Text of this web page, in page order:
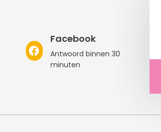
Facebook
Antwoord binnen 30
minuten